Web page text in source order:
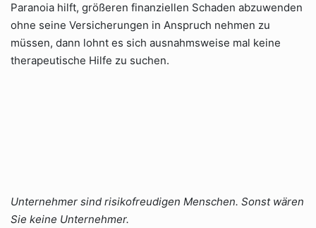
Paranoia hilft, größeren finanziellen Schaden abzuwenden
ohne seine Versicherungen in Anspruch nehmen zu
müssen, dann lohnt es sich ausnahmsweise mal keine
therapeutische Hilfe zu suchen.
Unternehmer sind risikofreudigen Menschen. Sonst wären
Sie keine Unternehmer.